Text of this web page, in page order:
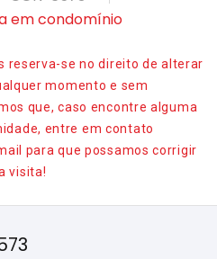
em condomínio
reserva-se no direito de alterar
momento e sem
que, caso encontre alguma
entre em contato
para que possamos corrigir
visita!